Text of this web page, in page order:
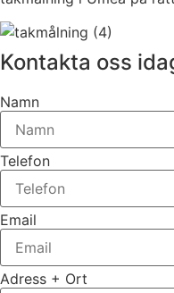
Kontakta oss
Namn
Telefon
Email
Adress + Ort